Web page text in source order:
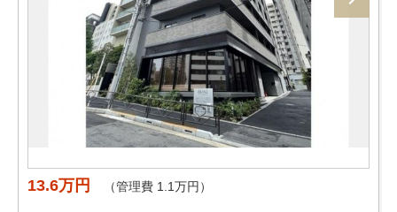
13.6万円 （管理費 1.1万円）